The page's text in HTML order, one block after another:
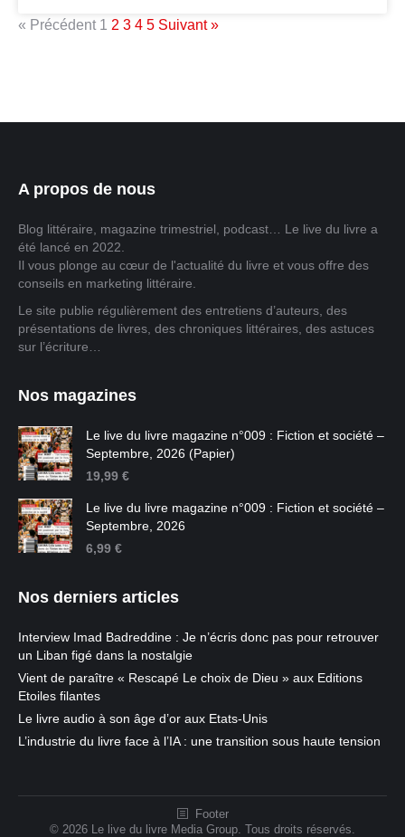
« Précédent 1 2 3 4 5 Suivant »
A propos de nous
Blog littéraire, magazine trimestriel, podcast… Le live du livre a
été lancé en 2022.
Il vous plonge au cœur de l'actualité du livre et vous offre des
conseils en marketing littéraire.
Le site publie régulièrement des entretiens d’auteurs, des
présentations de livres, des chroniques littéraires, des astuces
sur l’écriture…
Nos magazines
Le live du livre magazine n°009 : Fiction et société –
Septembre, 2026 (Papier)
19,99 €
Le live du livre magazine n°009 : Fiction et société –
Septembre, 2026
6,99 €
Nos derniers articles
Interview Imad Badreddine : Je n’écris donc pas pour retrouver
un Liban figé dans la nostalgie
Vient de paraître « Rescapé Le choix de Dieu » aux Editions
Etoiles filantes
Le livre audio à son âge d’or aux Etats-Unis
L’industrie du livre face à l’IA : une transition sous haute tension
Footer
© 2026 Le live du livre Media Group. Tous droits réservés.